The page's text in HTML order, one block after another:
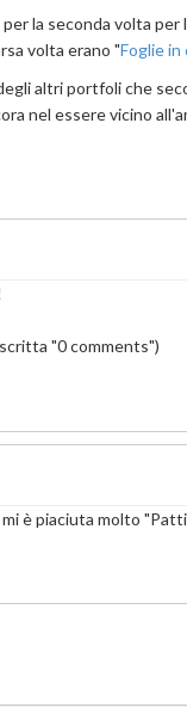
la seconda volta per
volta erano "Foglie
altri portfoli che
nel essere vicino
"0 comments")
è piaciuta molto